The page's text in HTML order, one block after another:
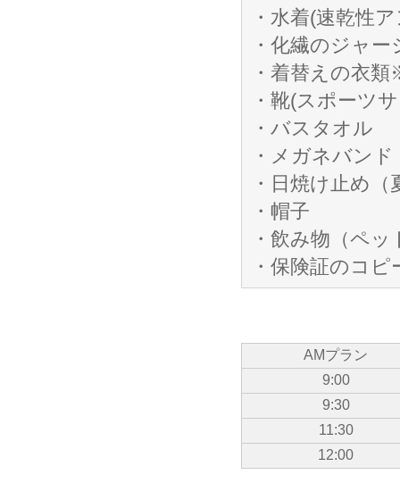
・水着(速乾性
・化繊のジャー
・着替えの衣
・靴(スポーツ
・バスタオル
・メガネバン
・日焼け止め
・帽子
・飲み物（ペ
・保険証のコピ
AMプラン
9:00
9:30
11:30
12:00